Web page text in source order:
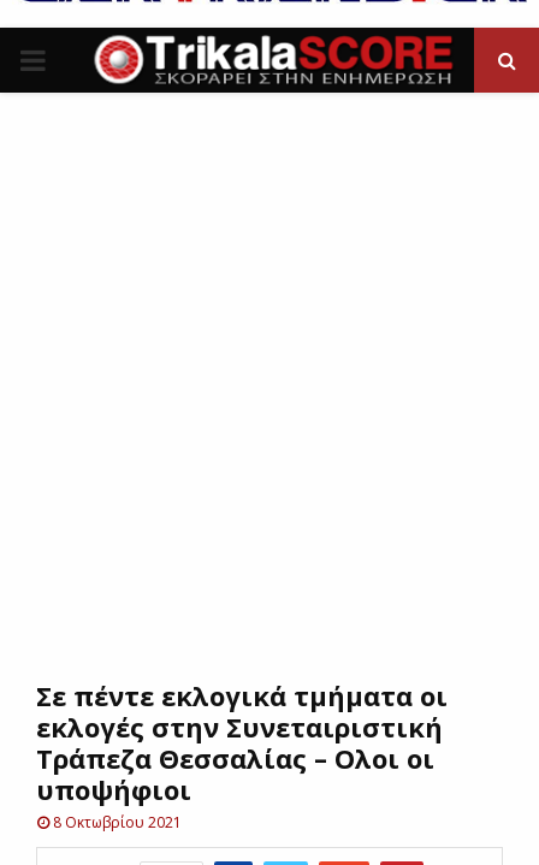
P
UΣε πέντε εκλογικά τμήματα οι
εκλογές στην Συνεταιριστική
Τράπεζα Θεσσαλίας – Ολοι οι
υποψήφιοι
8 Οκτωβρίου 2021